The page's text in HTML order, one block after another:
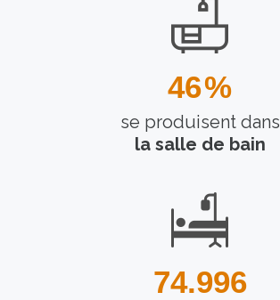
46%
se produisent dans
la salle de bain
75.000